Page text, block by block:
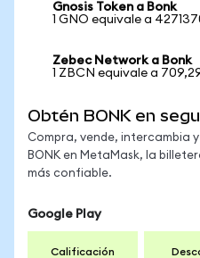
Gnosis Token a Bonk
1 GNO equivale a
Zebec Network a Bonk
1 ZBCN equivale a
Obtén BONK en
Compra, vende, intercambia
BONK en MetaMask, la
más confiable.
Google Play
Calificación